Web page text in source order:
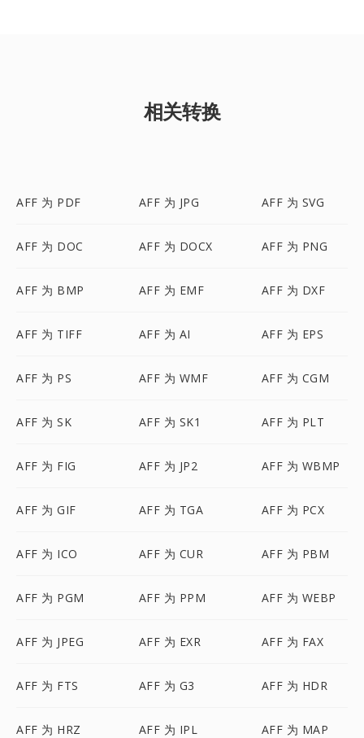
相关转换
AFF 为 PDF AFF 为 JPG AFF 为 SVG
AFF 为 DOC AFF 为 DOCX AFF 为 PNG
AFF 为 BMP AFF 为 EMF AFF 为 DXF
AFF 为 TIFF AFF 为 AI AFF 为 EPS
AFF 为 PS AFF 为 WMF AFF 为 CGM
AFF 为 SK AFF 为 SK1 AFF 为 PLT
AFF 为 FIG AFF 为 JP2 AFF 为 WBMP
AFF 为 GIF AFF 为 TGA AFF 为 PCX
AFF 为 ICO AFF 为 CUR AFF 为 PBM
AFF 为 PGM AFF 为 PPM AFF 为 WEBP
AFF 为 JPEG AFF 为 EXR AFF 为 FAX
AFF 为 FTS AFF 为 G3 AFF 为 HDR
AFF 为 HRZ AFF 为 IPL AFF 为 MAP